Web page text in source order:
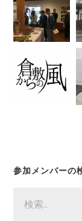
参加メンバーの
索: